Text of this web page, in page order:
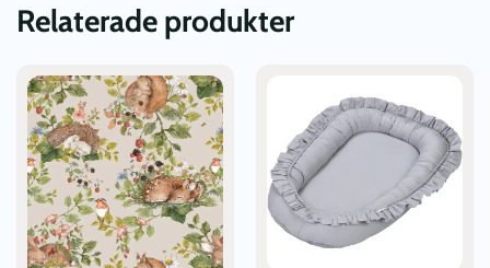
Relaterade produkter